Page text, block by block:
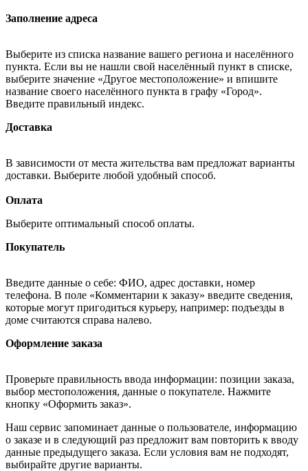
Заполнение адреса
Выберите из списка название вашего региона и населённого
пункта. Если вы не нашли свой населённый пункт в списке,
выберите значение «Другое местоположение» и впишите
название своего населённого пункта в графу «Город».
Введите правильный индекс.
Доставка
В зависимости от места жительства вам предложат варианты
доставки. Выберите любой удобный способ.
Оплата
Выберите оптимальный способ оплаты.
Покупатель
Введите данные о себе: ФИО, адрес доставки, номер
телефона. В поле «Комментарии к заказу» введите сведения,
которые могут пригодиться курьеру, например: подъезды в
доме считаются справа налево.
Оформление заказа
Проверьте правильность ввода информации: позиции заказа,
выбор местоположения, данные о покупателе. Нажмите
кнопку «Оформить заказ».
Наш сервис запоминает данные о пользователе, информацию
о заказе и в следующий раз предложит вам повторить к вводу
данные предыдущего заказа. Если условия вам не подходят,
выбирайте другие варианты.